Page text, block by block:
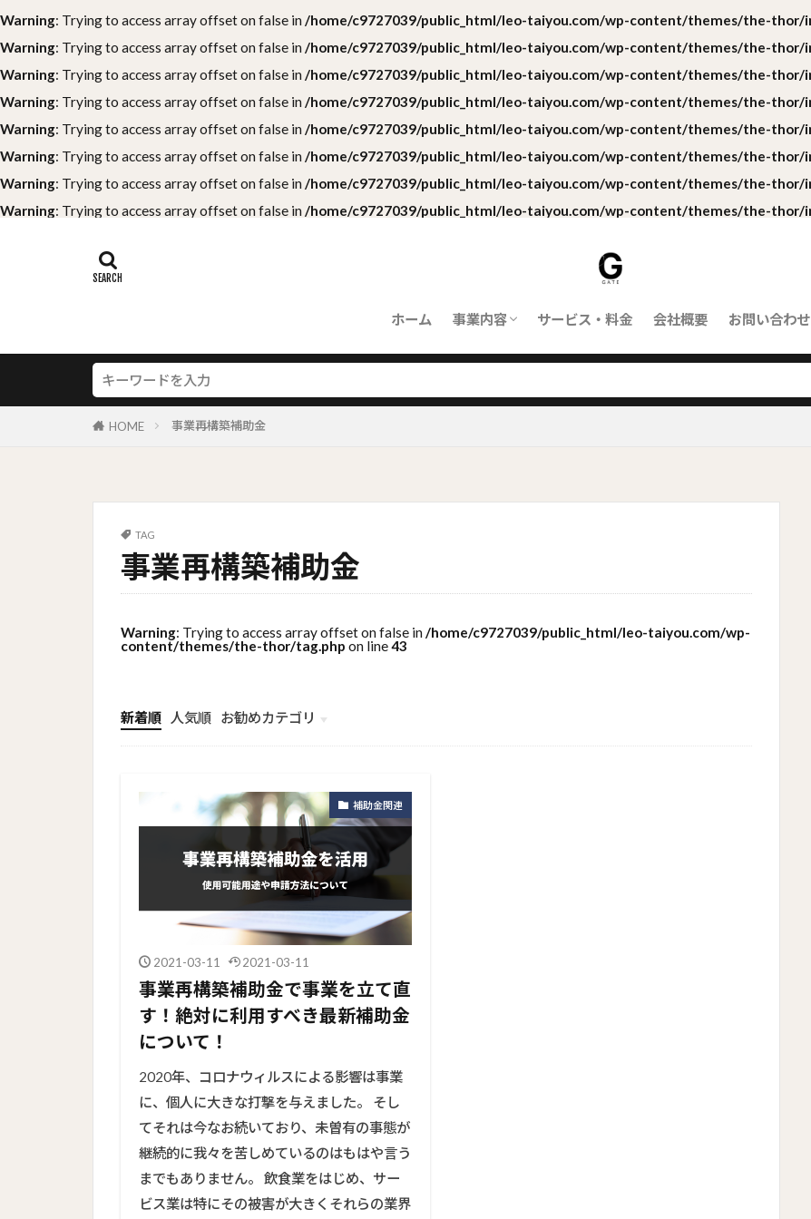
Warning: Trying to access array offset on false in/home/c9727039/public_html/leo-taiyou.com/wp-content/themes/the-thor/
Warning: Trying to access array offset on false in/home/c9727039/public_html/leo-taiyou.com/wp-content/themes/the-thor/
Warning: Trying to access array offset on false in/home/c9727039/public_html/leo-taiyou.com/wp-content/themes/the-thor/
Warning: Trying to access array offset on false in/home/c9727039/public_html/leo-taiyou.com/wp-content/themes/the-thor/
Warning: Trying to access array offset on false in/home/c9727039/public_html/leo-taiyou.com/wp-content/themes/the-thor/
Warning: Trying to access array offset on false in/home/c9727039/public_html/leo-taiyou.com/wp-content/themes/the-thor/
Warning: Trying to access array offset on false in/home/c9727039/public_html/leo-taiyou.com/wp-content/themes/the-thor/
Warning: Trying to access array offset on false in/home/c9727039/public_html/leo-taiyou.com/wp-content/themes/the-thor/
ホーム 事業内容
ORBIT｜対応業務
ORBITとは
サービス・料金 会社概要 お問い合わせ
HOME 事業再構築補助金
TAG
事業再構築補助金
Warning: Trying to access array offset on false in/home/c9727039/public_html/leo-taiyou.com/wp-
content/themes/the-thor/tag.php on line43
新着順 人気順
お勧めカテゴリ
トップメニュー
ソーシャルリンクメニュー
コンサルタント
補助金関連
2021-03-11 2021-03-11
事業再構築補助金で事業を立て直
す！絶対に利用すべき最新補助金
について！
2020年、コロナウィルスによる影響は事業
に、個人に大きな打撃を与えました。 そし
てそれは今なお続いており、未曽有の事態が
継続的に我々を苦しめているのはもはや言う
までもありません。 飲食業をはじめ、サー
ビス業は特にその被害が大きくそれらの業界